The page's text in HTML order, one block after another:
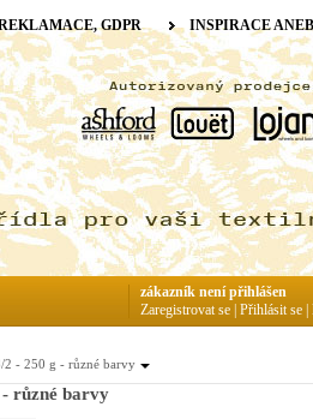
2 - 250 g - různé barvy
různé barvy
GDPR INSPIRACE
zákazník není přihlášen
Zaregistrovat se Přihlásit se